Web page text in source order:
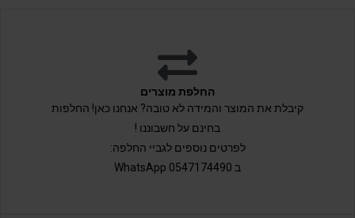
החלפת מוצרים
קיבלת את המוצר והמידה לא טובה? אנחנו כאן! החלפות
בחינם על חשבוננו !
לפרטים נוספים לגביי החלפה:
ב 0547174490 WhatsApp